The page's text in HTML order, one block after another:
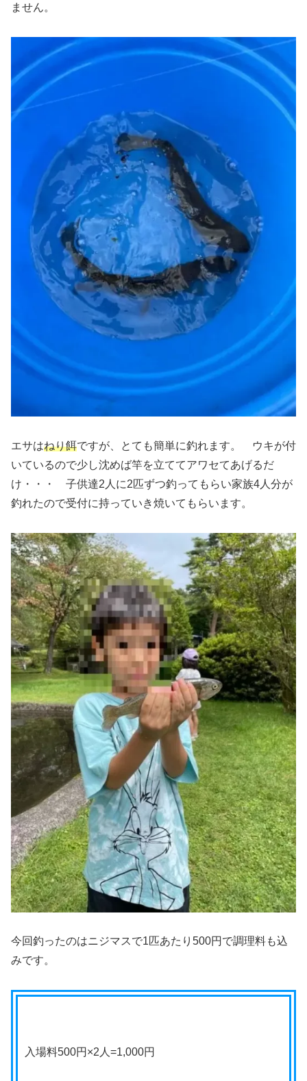
ません。
エサはねり餌ですが、とても簡単に釣れます。 ウキが付
いているので少し沈めば竿を立ててアワセてあげるだ
け・・・ 子供達2人に2匹ずつ釣ってもらい家族4人分が
釣れたので受付に持っていき焼いてもらいます。
今回釣ったのはニジマスで1匹あたり500円で調理料も込
みです。
入場料500円×2人=1,000円